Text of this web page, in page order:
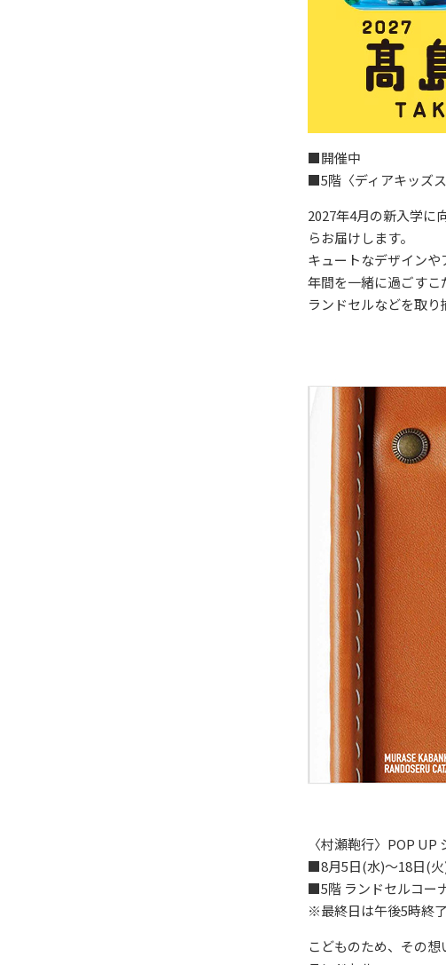
■開催中
■5階〈ディアキッズ
2027年4月の新入学に
らお届けします。
キュートなデザイン
年間を一緒に過ごす
ランドセルなどを取り
〈村瀬鞄行〉POP UP
■8月5日(水)～18日(
■5階 ランドセルコー
※最終日は午後5時終了
こどものため、その